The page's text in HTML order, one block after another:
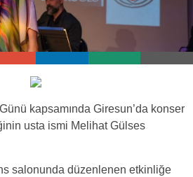
kapsamında Giresun’da konser
usta ismi Melihat Gülses
salonunda düzenlenen etkinliğe